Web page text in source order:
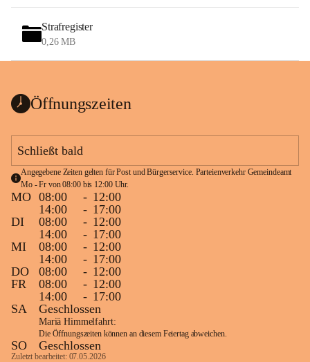
Strafregister
0,26 MB
Öffnungszeiten
Schließt bald
Angegebene Zeiten gelten für Post und Bürgerservice. Parteienverkehr Gemeindeamt
Mo - Fr von 08:00 bis 12:00 Uhr.
MO 08:00 - 12:00
14:00
- 17:00
DI
08:00 - 12:00
14:00
- 17:00
MI
08:00 - 12:00
14:00
- 17:00
DO
08:00 - 12:00
FR
08:00 - 12:00
14:00
- 17:00
SA
Geschlossen
Mariä Himmelfahrt:
Die Öffnungszeiten können an diesem Feiertag abweichen.
SO Geschlossen
Zuletzt bearbeitet: 07.05.2026